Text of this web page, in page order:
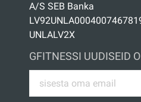
A/S SEB Banka
UNLALV2X
GFITNESSI UUDISEID